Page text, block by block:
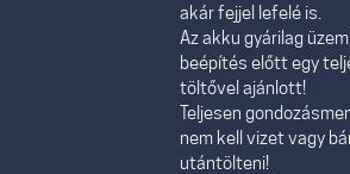
akár fejjel lefelé is.
Az akku gyárilag
beépítés előtt egy
töltővel ajánlott!
Teljesen
nem kell vizet vagy
utántölteni!